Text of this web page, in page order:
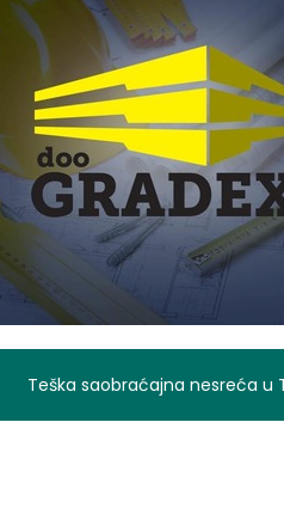
Teška saobraćajna nesreća u